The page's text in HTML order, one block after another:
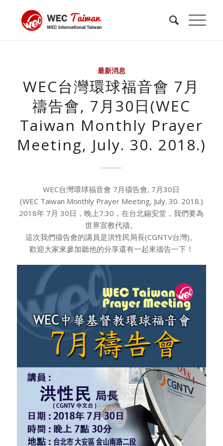
最新消息
WEC台灣環球福音會 7月
禱告會, 7月30日(WEC
Taiwan Monthly Prayer
Meeting, July. 30. 2018.)
WEC台灣環球福音會 7月禱告會, 7月30日
(WEC Taiwan Monthly Prayer Meeting, July. 30. 2018.)
2018年 7月 30日，晚上7:30，在台北錫安堂，我們要為
世界宣教代禱。
這次我們禱告會的講員是洪性民局長(CGNTV台灣)。
歡迎大家來參加聽他的分享還有一起來禱告一下！